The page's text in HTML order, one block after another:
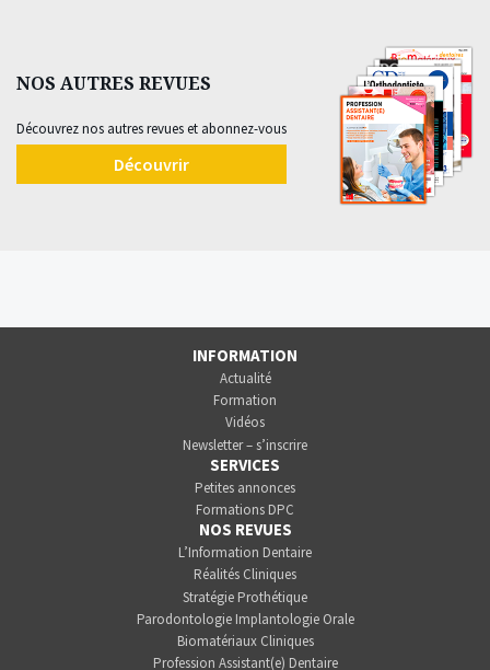
NOS AUTRES REVUES
Découvrez nos autres revues et abonnez-vous
Découvrir
INFORMATION
Actualité
Formation
Vidéos
Newsletter – s’inscrire
SERVICES
Petites annonces
Formations DPC
NOS REVUES
L’Information Dentaire
Réalités Cliniques
Stratégie Prothétique
Parodontologie Implantologie Orale
Biomatériaux Cliniques
Profession Assistant(e) Dentaire